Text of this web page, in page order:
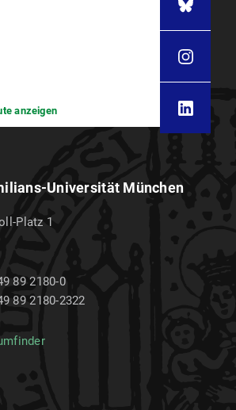
anzeigen
Universität München
Platz 1
89 2180-0
89 2180-2322